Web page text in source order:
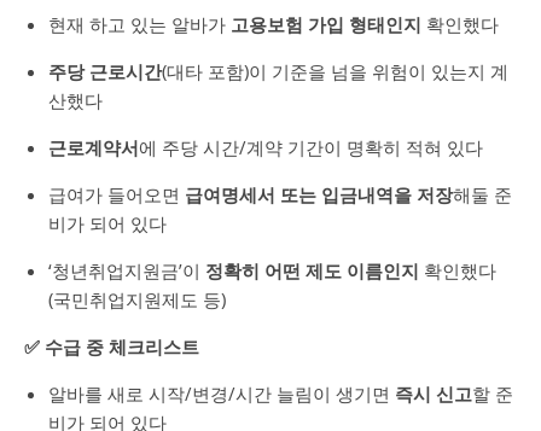
현재 하고 있는 알바가 고용보험 가입 형태인지 확인했다
주당 근로시간(대타 포함)이 기준을 넘을 위험이 있는지 계
산했다
근로계약서에 주당 시간/계약 기간이 명확히 적혀 있다
급여가 들어오면 급여명세서 또는 입금내역을 저장해둘 준
비가 되어 있다
‘청년취업지원금’이 정확히 어떤 제도 이름인지 확인했다
(국민취업지원제도 등)
✅ 수급 중 체크리스트
알바를 새로 시작/변경/시간 늘림이 생기면 즉시 신고할 준
비가 되어 있다